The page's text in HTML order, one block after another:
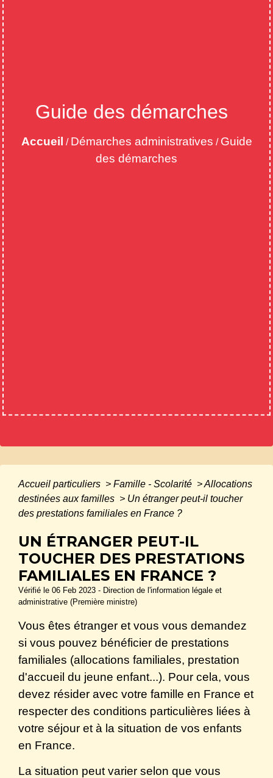
Guide des démarches
Accueil / Démarches administratives / Guide
des démarches
Accueil particuliers > Famille - Scolarité >Allocations
destinées aux familles > Un étranger peut-il toucher
des prestations familiales en France ?
UN ÉTRANGER PEUT-IL
TOUCHER DES PRESTATIONS
FAMILIALES EN FRANCE ?
Vérifié le 06 Feb 2023 - Direction de l'information légale et
administrative (Première ministre)
Vous êtes étranger et vous vous demandez
si vous pouvez bénéficier de prestations
familiales (allocations familiales, prestation
d'accueil du jeune enfant...). Pour cela, vous
devez résider avec votre famille en France et
respecter des conditions particulières liées à
votre séjour et à la situation de vos enfants
en France.
La situation peut varier selon que vous